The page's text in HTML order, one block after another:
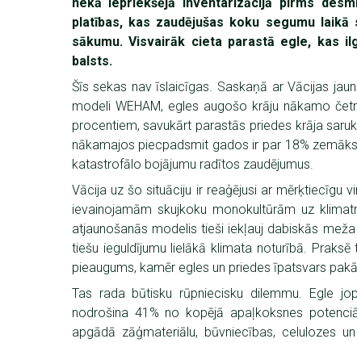
platības, kas zaudējušas koku segumu
sākumu. Visvairāk cieta parastā egle, kas
balsts.
Šīs sekas nav īslaicīgas. Saskaņā ar Vācijas
modeli WEHAM, egles augošo krāju nākamo
procentiem, savukārt parastās priedes krāja
nākamajos piecpadsmit gados ir par 18%
katastrofālo bojājumu radītos zaudējumus.
Vācija uz šo situāciju ir reaģējusi ar mērķtiecīgu
ievainojamām skujkoku monokultūrām uz
atjaunošanās modelis tieši iekļauj dabiskās
tiešu ieguldījumu lielākā klimata noturībā.
pieaugums, kamēr egles un priedes īpatsvars
Tas rada būtisku rūpniecisku dilemmu. Egle
nodrošina 41% no kopējā apaļkoksnes
apgādā zāģmateriālu, būvniecības, celulozes